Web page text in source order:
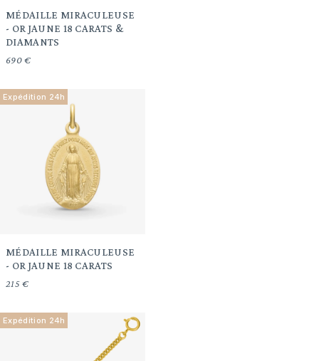
MÉDAILLE MIRACULEUSE
- OR JAUNE 18 CARATS &
DIAMANTS
690 €
Expédition 24h
MÉDAILLE MIRACULEUSE
- OR JAUNE 18 CARATS
215 €
Expédition 24h